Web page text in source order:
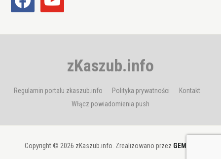
zKaszub.info
Regulamin portalu zkaszub.info Polityka prywatności
Kontakt
Włącz powiadomienia push
Copyright © 2026 zKaszub.info. Zrealizowano przez GEMBIT